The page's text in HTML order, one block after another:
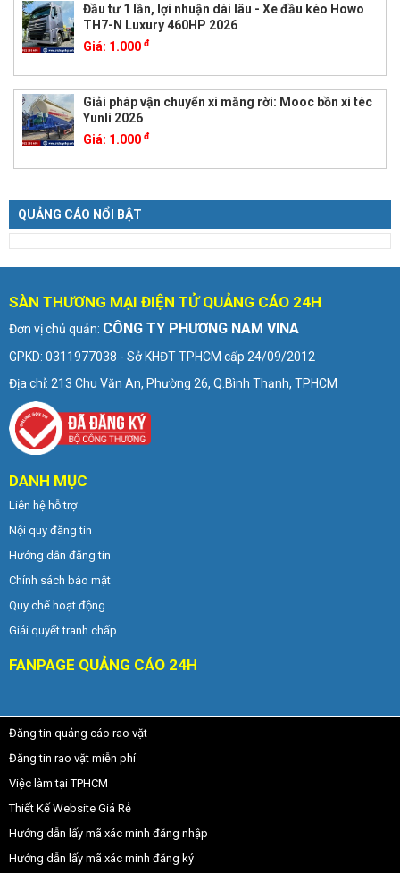
Đầu tư 1 lần, lợi nhuận dài lâu - Xe đầu kéo Howo
TH7-N Luxury 460HP 2026
Giá: 1.000 đ
Giải pháp vận chuyển xi măng rời: Mooc bồn xi téc
Yunli 2026
Giá: 1.000 đ
QUẢNG CÁO NỔI BẬT
SÀN THƯƠNG MẠI ĐIỆN TỬ QUẢNG CÁO 24H
Đơn vị chủ quản: CÔNG TY PHƯƠNG NAM VINA
GPKD: 0311977038 - Sở KHĐT TPHCM cấp 24/09/2012
Địa chỉ: 213 Chu Văn An, Phường 26, Q.Bình Thạnh, TPHCM
DANH MỤC
Liên hệ hỗ trợ
Nội quy đăng tin
Hướng dẫn đăng tin
Chính sách bảo mật
Quy chế hoạt động
Giải quyết tranh chấp
FANPAGE QUẢNG CÁO 24H
Đăng tin quảng cáo rao vặt
Đăng tin rao vặt miễn phí
Việc làm tại TPHCM
Thiết Kế Website Giá Rẻ
Hướng dẫn lấy mã xác minh đăng nhập
Hướng dẫn lấy mã xác minh đăng ký